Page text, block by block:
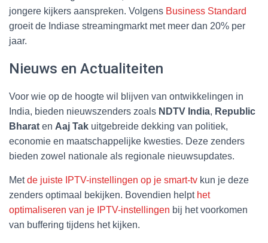
jongere kijkers aanspreken. Volgens Business Standard
groeit de Indiase streamingmarkt met meer dan 20% per
jaar.
Nieuws en Actualiteiten
Voor wie op de hoogte wil blijven van ontwikkelingen in
India, bieden nieuwszenders zoals NDTV India, Republic
Bharat en Aaj Tak uitgebreide dekking van politiek,
economie en maatschappelijke kwesties. Deze zenders
bieden zowel nationale als regionale nieuwsupdates.
Metde juiste IPTV-instellingen op je smart-tv kun je deze
zenders optimaal bekijken. Bovendien helpt het
optimaliseren van je IPTV-instellingen bij het voorkomen
van buffering tijdens het kijken.